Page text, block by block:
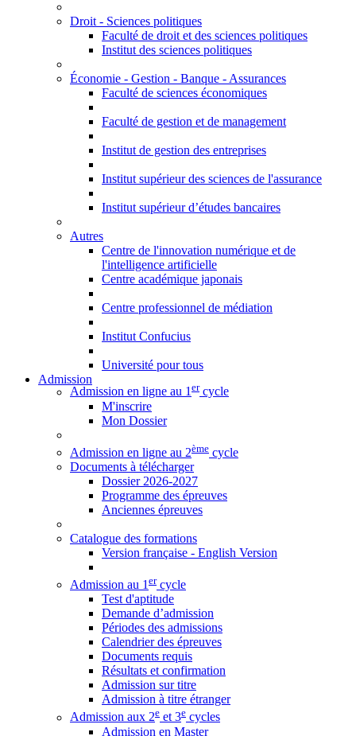
Droit - Sciences politiques
Faculté de droit et des sciences politiques
Institut des sciences politiques
Économie - Gestion - Banque - Assurances
Faculté de sciences économiques
Faculté de gestion et de management
Institut de gestion des entreprises
Institut supérieur des sciences de l'assurance
Institut supérieur d’études bancaires
Autres
Centre de l'innovation numérique et de
l'intelligence artificielle
Centre académique japonais
Centre professionnel de médiation
Institut Confucius
Université pour tous
Admission
Admission en ligne au 1ercycle
M'inscrire
Mon Dossier
Admission en ligne au 2ème cycle
Documents à télécharger
Dossier 2026-2027
Programme des épreuves
Anciennes épreuves
Catalogue des formations
Version française - English Version
Admission au 1 ercycle
Test d'aptitude
Demande d’admission
Périodes des admissions
Calendrier des épreuves
Documents requis
Résultats et confirmation
Admission sur titre
Admission à titre étranger
Admission aux 2e et 3e cycles
Admission en Master